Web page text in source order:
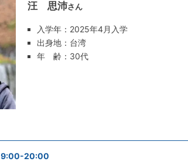
汪 思沛さん
入学年：2025年4月入学
出身地：台湾
年 齢：30代
20:00